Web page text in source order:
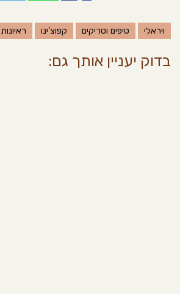
ויראלי טיפים וטריקים קפוצ'ינו ראיונות
בדוק יעניין אותך גם: